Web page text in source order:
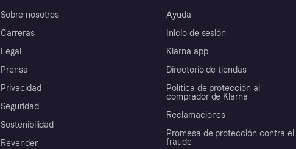
Sobre nosotros
Carreras
Legal
Prensa
Privacidad
Seguridad
Sostenibilidad
Revender
Ayuda
Inicio de sesión
Klarna app
Directorio de tiendas
Política de protección al
comprador de Klarna
Reclamaciones
Promesa de protección contra el
fraude